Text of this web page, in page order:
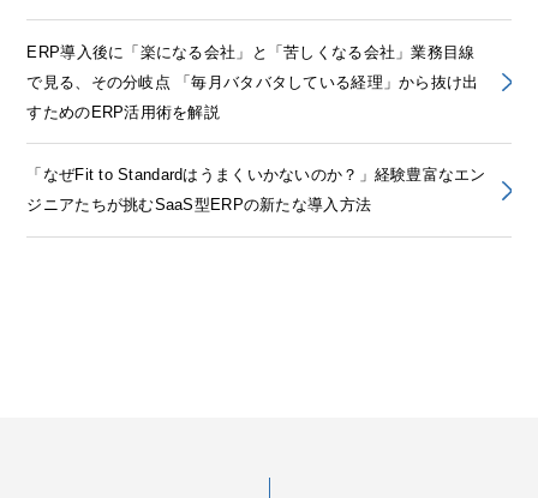
ERP導入後に「楽になる会社」と「苦しくなる会社」業務目線
で見る、その分岐点 「毎月バタバタしている経理」から抜け出
すためのERP活用術を解説
「なぜFit to Standardはうまくいかないのか？」経験豊富なエン
ジニアたちが挑むSaaS型ERPの新たな導入方法